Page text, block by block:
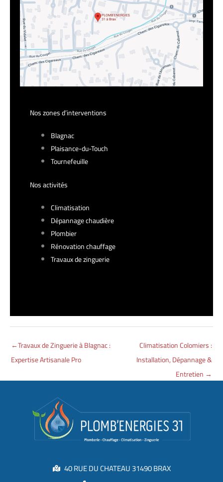
Nos zones d’interventions
Blagnac
Plaisance-du-Touch
Tournefeuille
Nos activités
Climatisation
Dépannage chaudière
Plombier
Rénovation chauffage
Travaux de zinguerie
←Travaux de Zinguerie à Blagnac :
Expertise Artisanale Pro
Climatisation Colomiers :
Installation, Dépannage &
Entretien →
40 RUE DU CHATEAU 31490 BRAX